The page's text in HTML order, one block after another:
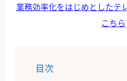
業務効率化をはじめとしたテ
こちら
目次